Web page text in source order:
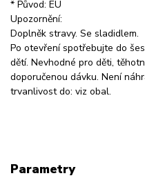
* Původ: EU
Upozornění:
Doplněk stravy. Se sladidlem.
Po otevření spotřebujte do
dětí. Nevhodné pro děti,
doporučenou dávku. Není
trvanlivost do: viz obal.
Parametry